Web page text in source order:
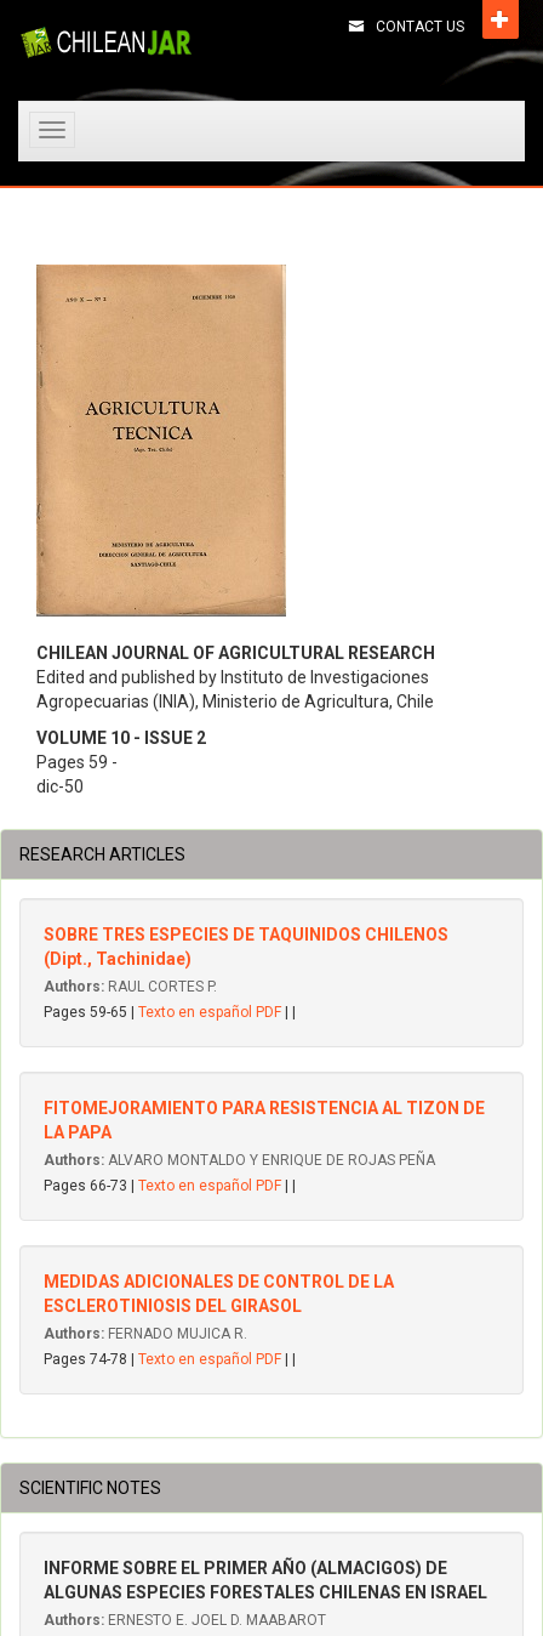
CONTACT US
Toggle
CHILEAN JOURNAL OF AGRICULTURAL RESEARCH
Edited and published by Instituto de Investigaciones
Agropecuarias (INIA), Ministerio de Agricultura, Chile
VOLUME 10 - ISSUE 2
Pages 59 -
dic-50
RESEARCH ARTICLES
SOBRE TRES ESPECIES DE TAQUINIDOS CHILENOS
(Dipt., Tachinidae)
Authors: RAUL CORTES P.
Pages 59-65 | Texto en español PDF
FITOMEJORAMIENTO PARA RESISTENCIA AL TIZON DE
LA PAPA
Authors: ALVARO MONTALDO Y ENRIQUE DE ROJAS PEÑA
Pages 66-73 | Texto en español PDF
MEDIDAS ADICIONALES DE CONTROL DE LA
ESCLEROTINIOSIS DEL GIRASOL
Authors: FERNADO MUJICA R.
Pages 74-78 | Texto en español PDF
SCIENTIFIC NOTES
INFORME SOBRE EL PRIMER AÑO (ALMACIGOS) DE
ALGUNAS ESPECIES FORESTALES CHILENAS EN ISRAEL
Authors: ERNESTO E. JOEL D. MAABAROT